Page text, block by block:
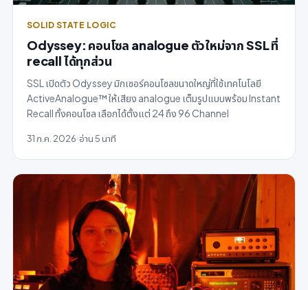
SOLID STATE LOGIC
Odyssey: คอนโซล analogue ตัวใหม่จาก SSL ที่
recall ได้ทุกส่วน
SSL เปิดตัว Odyssey มิกเซอร์คอนโซลขนาดใหญ่ที่ใช้เทคโนโลยี
ActiveAnalogue™ ให้เสียง analogue เต็มรูปแบบพร้อม Instant
Recall ทั้งคอนโซล เลือกได้ตั้งแต่ 24 ถึง 96 Channel
31 ก.ค. 2026 อ่าน 5 นาที